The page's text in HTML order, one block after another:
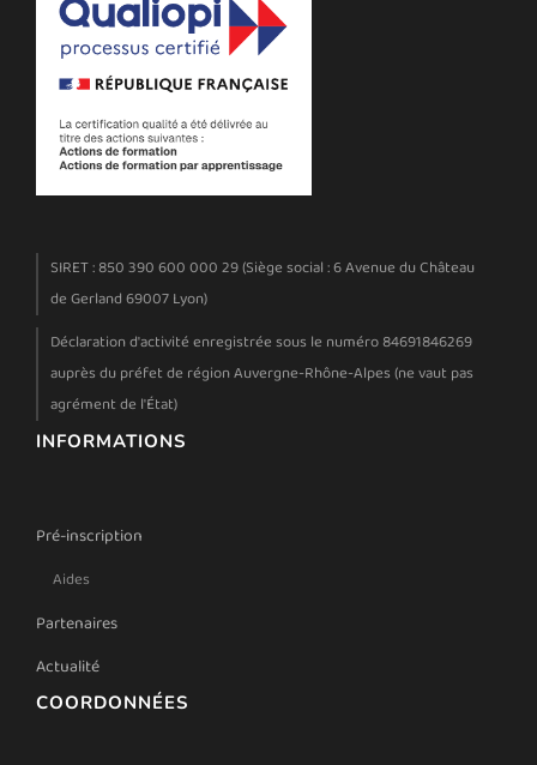
SIRET : 850 390 600 000 29 (Siège social : 6 Avenue du Château
de Gerland 69007 Lyon)
Déclaration d'activité enregistrée sous le numéro 84691846269
auprès du préfet de région Auvergne-Rhône-Alpes (ne vaut pas
agrément de l'État)
INFORMATIONS
Pré-inscription
Aides
Partenaires
Actualité
COORDONNÉES